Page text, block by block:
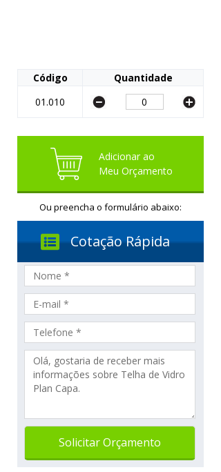
Código
Quantidade
01.010
Adicionar ao
Meu Orçamento
Ou preencha o formulário abaixo:
Cotação Rápida